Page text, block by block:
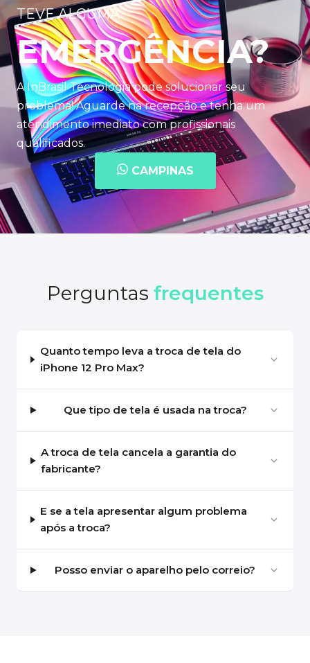
TEVE ALGUMA
EMERGÊNCIA?
A InBrasil Tecnologia pode solucionar seu
problema! Aguarde na recepção e tenha um
atendimento imediato com profissionais
qualificados.
CAMPINAS
Perguntas frequentes
Quanto tempo leva a troca de tela do
iPhone 12 Pro Max?
Que tipo de tela é usada na troca?
A troca de tela cancela a garantia do
fabricante?
E se a tela apresentar algum problema
após a troca?
Posso enviar o aparelho pelo correio?